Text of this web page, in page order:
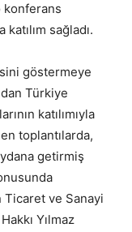
sağladı.
göstermeye
Türkiye
katılımıyla
toplantılarda,
getirmiş
Ticaret ve Sanayi
Yılmaz